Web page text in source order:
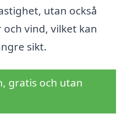
utan också
vind, vilket kan
sikt.
gratis och utan